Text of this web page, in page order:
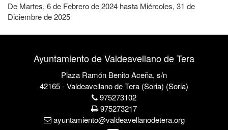
De Martes, 6 de Febrero de 2024 hasta Miércoles, 31 de
Diciembre de 2025
Ayuntamiento de Valdeavellano de Tera
Plaza Ramón Benito Aceña, s/n
42165 - Valdeavellano de Tera (Soria) (Soria)
975273102
975273217
ayuntamiento@valdeavellanodetera.org